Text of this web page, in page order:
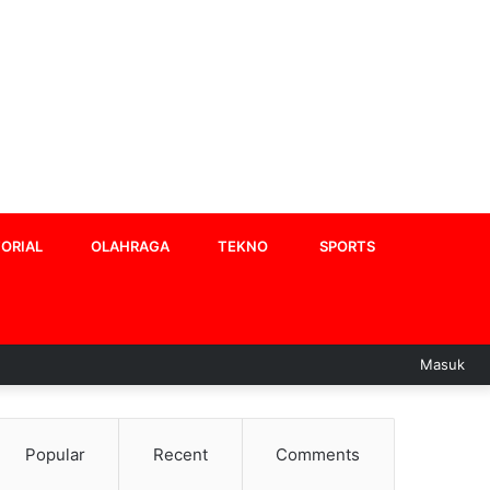
OLAHRAGA TEKNO SPORTS
Masuk
Popular Recent Comments